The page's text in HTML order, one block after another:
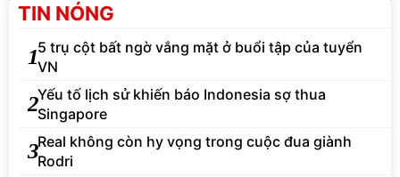
TIN NÓNG
15 trụ cột bất ngờ vắng mặt ở buổi tập của tuyển
VN
2Yếu tố lịch sử khiến báo Indonesia sợ thua
Singapore
3Real không còn hy vọng trong cuộc đua giành
Rodri